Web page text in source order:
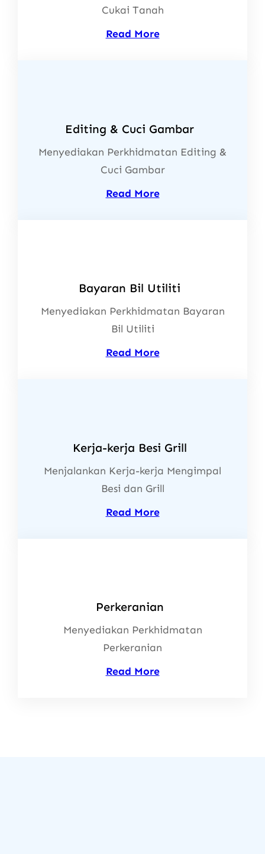
Cukai Tanah
Read More
Editing & Cuci Gambar
Menyediakan Perkhidmatan Editing &
Cuci Gambar
Read More
Bayaran Bil Utiliti
Menyediakan Perkhidmatan Bayaran
Bil Utiliti
Read More
Kerja-kerja Besi Grill
Menjalankan Kerja-kerja Mengimpal
Besi dan Grill
Read More
Perkeranian
Menyediakan Perkhidmatan
Perkeranian
Read More